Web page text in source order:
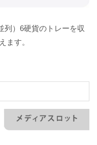
列）6硬貨のトレーを収
ます。